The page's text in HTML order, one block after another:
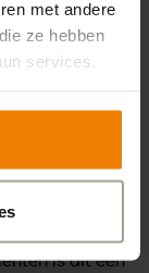
met andere
ze hebben
services.
naar
is dit een